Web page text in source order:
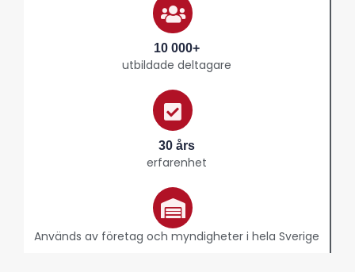
10 000+
utbildade deltagare
30 års
erfarenhet
Används av företag och myndigheter i hela Sverige